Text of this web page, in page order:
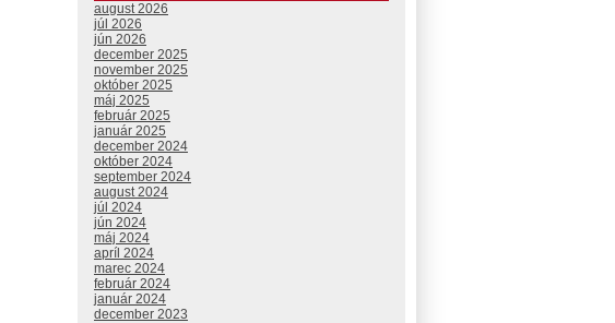
august 2026
júl 2026
jún 2026
december 2025
november 2025
október 2025
máj 2025
február 2025
január 2025
december 2024
október 2024
september 2024
august 2024
júl 2024
jún 2024
máj 2024
apríl 2024
marec 2024
február 2024
január 2024
december 2023